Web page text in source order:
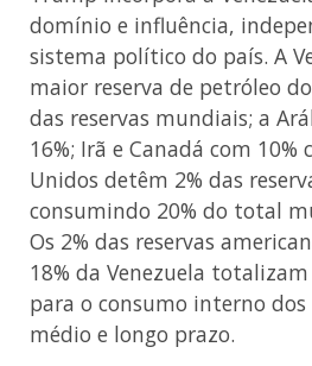
domínio e influência,
sistema político do país. A
maior reserva de petróleo
das reservas mundiais; a
16%; Irã e Canadá com 10%
Unidos detêm 2% das
consumindo 20% do total
Os 2% das reservas
18% da Venezuela totalizam
para o consumo interno dos
médio e longo prazo.